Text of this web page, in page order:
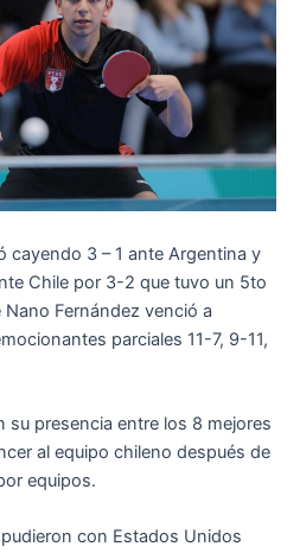
cayendo 3 – 1 ante Argentina y
Chile por 3-2 que tuvo un 5to
Fernández venció a
parciales 11-7, 9-11,
su presencia entre los 8 mejores
al equipo chileno después de
equipos.
con Estados Unidos